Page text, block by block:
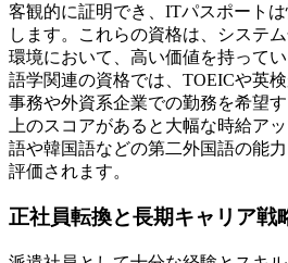
客観的に証明でき、ITパスポート
します。これらの資格は、システ
環境において、高い価値を持ってい
語学関連の資格では、TOEICや英
事務や外資系企業での勤務を希望
上のスコアがあると大幅な時給ア
語や韓国語などの第二外国語の能
評価されます。
正社員転換と長期キャリア戦